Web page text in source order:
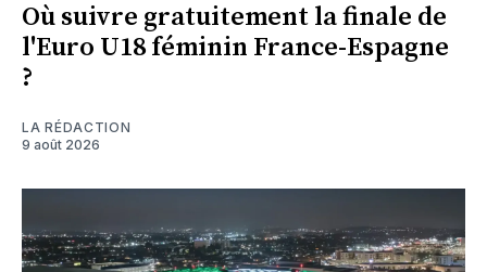
Où suivre gratuitement la finale de
l'Euro U18 féminin France-Espagne
?
LA RÉDACTION
9 août 2026